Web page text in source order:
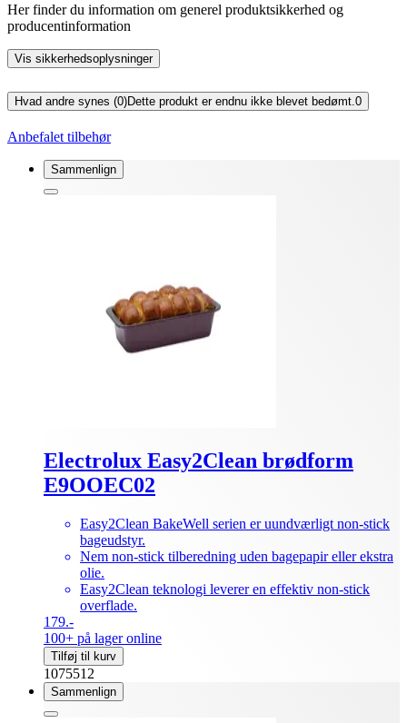
Her finder du information om generel produktsikkerhed og
producentinformation
Vis sikkerhedsoplysninger
Hvad andre synes (0)Dette produkt er endnu ikke blevet bedømt. 0
Anbefalet tilbehør
Sammenlign
Electrolux Easy2Clean brødform
E9OOEC02
Easy2Clean BakeWell serien er uundværligt non-stick
bageudstyr.
Nem non-stick tilberedning uden bagepapir eller ekstra
olie.
Easy2Clean teknologi leverer en effektiv non-stick
overflade.
179.-
100+ på lager online
Tilføj til kurv
1075512
Sammenlign